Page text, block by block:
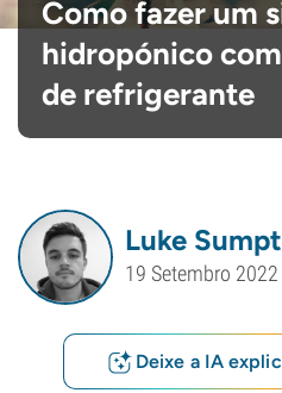
Como fazer um
hidropónico
de refrigerante
Luke
19 Setembro 2022
Deixe a IA